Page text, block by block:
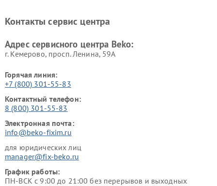
Ремонт холодильников Beko Ремонт морозильных камер
Контакты сервис центра
Адрес сервисного центра Beko:
г. Кемерово, просп. Ленина, 59А
Горячая линия:
+7 (800) 301-55-83
Контактный телефон:
8 (800) 301-55-83
Электронная почта:
info@beko-fixim.ru
для юридических лиц
manager@fix-beko.ru
График работы:
ПН-ВСК с 9:00 до 21:00 без перерывов и выходных